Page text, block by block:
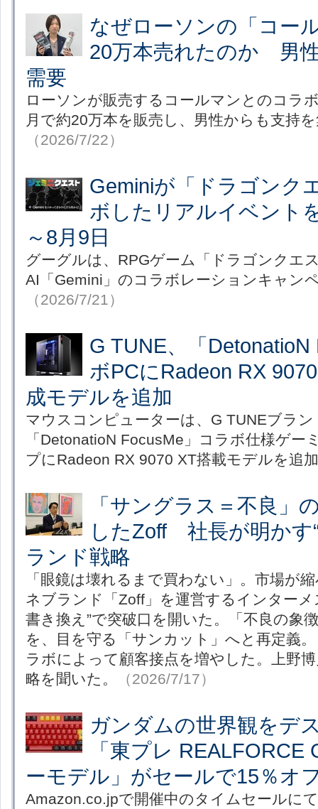
なぜローソンの「コー
20万本売れたのか 男
需要
ローソンが販売するコールマンとのコラ
月で約20万本を販売し、男性からも支持
（2026/7/22）
Geminiが「ドラゴンク
ボしたリアルイベント
～8月9日
グーグルは、RPGゲーム「ドラゴンクエ
AI「Gemini」のコラボレーションキャン
（2026/7/21）
G TUNE、「
ボPCにRadeon RX
成モデルを追加
マウスコンピューターは、G TUNEブラ
「DetonatioN FocusMe」コラボ仕様ゲー
プにRadeon RX 9070 XT搭載モデルを追
「サングラス＝不良」
したZoff 社長が明かす
ランド戦略
「眼鏡は壊れるまで買わない」。市場が
ネブランド「Zoff」を運営するインター
書き換え”で突破口を開いた。「不良の象
を、目を守る「サンカット」へと再定義
ラボによって顧客接点を増やした。上野
略を聞いた。
（2026/7/17）
ガンダムの世界観をデ
「東プレ REALFORCE
ーモデル」がセールで15％オ
Amazon.co.jpで開催中のタイムセールに